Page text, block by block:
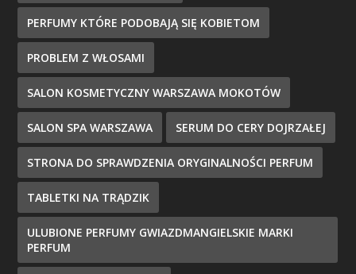
PERFUMY KTÓRE PODOBAJĄ SIĘ KOBIETOM
PROBLEM Z WŁOSAMI
SALON KOSMETYCZNY WARSZAWA MOKOTÓW
SALON SPA WARSZAWA SERUM DO CERY DOJRZAŁEJ
STRONA DO SPRAWDZENIA ORYGINALNOŚCI PERFUM
TABLETKI NA TRĄDZIK
ULUBIONE PERFUMY GWIAZDMANGIELSKIE MARKI
PERFUM